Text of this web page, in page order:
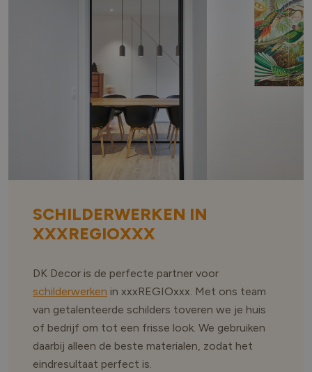
SCHILDERWERKEN IN
XXXREGIOXXX
DK Decor is de perfecte partner voor
schilderwerken in xxxREGIOxxx. Met ons team
van getalenteerde schilders toveren we je huis
of bedrijf om tot een frisse look. We gebruiken
daarbij alleen de beste materialen, zodat het
eindresultaat perfect is.